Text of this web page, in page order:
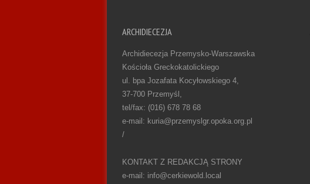
ARCHIDIECEZJA
Archidiecezja Przemysko-Warszawska
Kościoła Greckokatolickiego
ul. bpa Jozafata Kocyłowskiego 4,
37-700 Przemyśl,
tel/fax: (016) 678 78 68
e-mail: kuria@przemyslgr.opoka.org.pl
/
KONTAKT Z REDAKCJĄ STRONY
e-mail: info@cerkiewold.local